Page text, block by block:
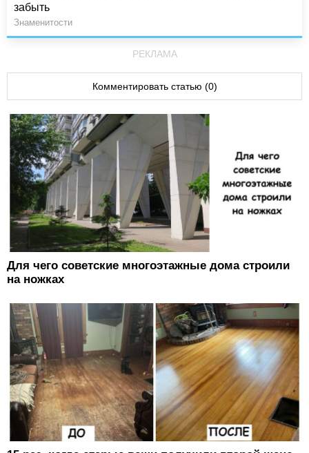
забыть
Знаменитости
РЕКЛАМА
Комментировать статью (0)
Для чего советские многоэтажные дома строили
на ножках